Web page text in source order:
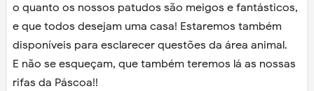
o quanto os nossos patudos são meigos e fantásticos,
e que todos desejam uma casa! Estaremos também
disponíveis para esclarecer questões da área animal.
E não se esqueçam, que também teremos lá as nossas
rifas da Páscoa!!